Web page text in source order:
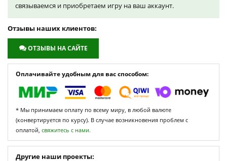
связываемся и приобретаем игру на ваш аккаунт.
Отзывы наших клиентов:
ОТЗЫВЫ НА САЙТЕ
Оплачивайте удобным для вас способом:
* Мы принимаем оплату по всему миру, в любой валюте
(конвертируется по курсу). В случае возникновения проблем с
оплатой, свяжитесь с нами.
Другие наши проекты: